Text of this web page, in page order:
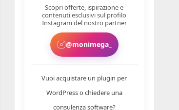
Scopri offerte, ispirazione e
contenuti esclusivi sul profilo
Instagram del nostro partner
@monimega_
Vuoi acquistare un plugin per
WordPress o chiedere una
consulenza software?